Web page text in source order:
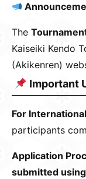
The
Kaiseiki Kendo
(Akikenren)
Important
For
participants
Application
submitted